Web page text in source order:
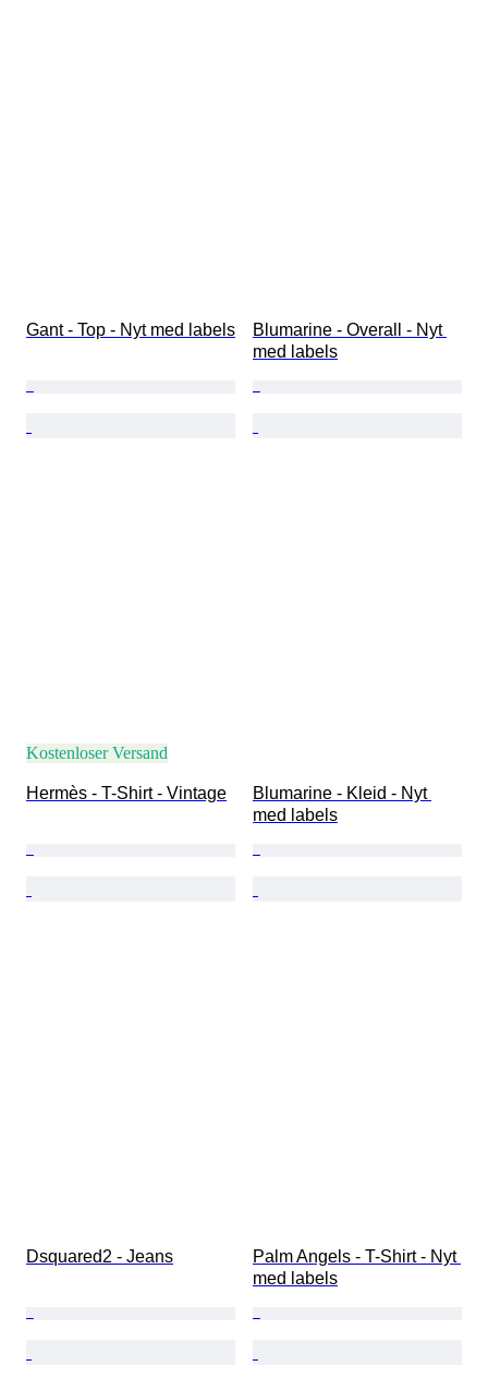
Gant - Top - Nyt med labels
Blumarine - Overall - Nyt
med labels
Kostenloser Versand
Hermès - T-Shirt - Vintage
Blumarine - Kleid - Nyt
med labels
Dsquared2 - Jeans
Palm Angels - T-Shirt - Nyt
med labels